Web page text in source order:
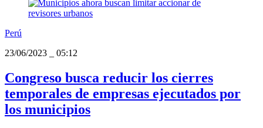
Perú
23/06/2023
05:12
Congreso busca reducir los cierres
temporales de empresas ejecutados por
los municipios